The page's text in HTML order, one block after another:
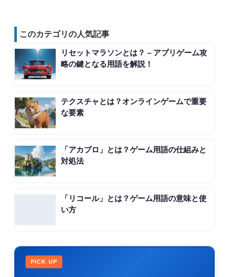
このカテゴリの人気記事
リセットマラソンとは？ – アプリゲーム攻
略の鍵となる用語を解説！
テクスチャとは？オンラインゲームで重要
な要素
「アカブロ」とは？ゲーム用語の仕組みと
対処法
「リコール」とは？ゲーム用語の意味と使
い方
PICK UP